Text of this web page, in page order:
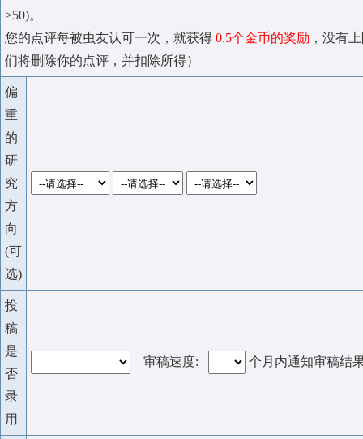
>50)。
您的点评每被虫友认可一次，就获得 0.5个金币的奖励 ，没有
们将删除你的点评，并扣除所得）
偏
重
的
研
究
方
向
(可
选)
投
稿
是
否
录
用
审稿速度: 个月内通知审稿结